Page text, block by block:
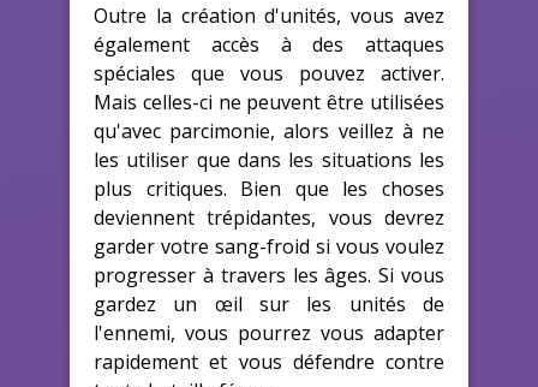
Outre la création d'unités, vous avez
également accès à des attaques
spéciales que vous pouvez activer.
Mais celles-ci ne peuvent être utilisées
qu'avec parcimonie, alors veillez à ne
les utiliser que dans les situations les
plus critiques. Bien que les choses
deviennent trépidantes, vous devrez
garder votre sang-froid si vous voulez
progresser à travers les âges. Si vous
gardez un œil sur les unités de
l'ennemi, vous pourrez vous adapter
rapidement et vous défendre contre